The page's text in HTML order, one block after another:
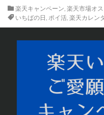
楽天キャンペーン, 楽天市場オ
いちばの日, ポイ活, 楽天カレン